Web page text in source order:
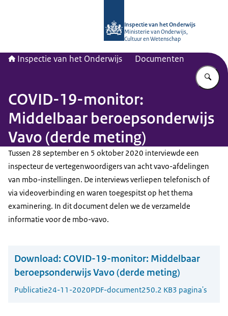
Inspectie van het Onderwijs
Ministerie van Onderwijs,
Cultuur en Wetenschap
Inspectie van het Onderwijs Documenten
COVID-19-monitor:
Middelbaar beroepsonderwijs
Vavo (derde meting)
Tussen 28 september en 5 oktober 2020 interviewde een
inspecteur de vertegenwoordigers van acht vavo-afdelingen
van mbo-instellingen. De interviews verliepen telefonisch of
via videoverbinding en waren toegespitst op het thema
examinering. In dit document delen we de verzamelde
informatie voor de mbo-vavo.
Download: COVID-19-monitor: Middelbaar
beroepsonderwijs Vavo (derde meting)
Publicatie24-11-2020PDF-document250.2 KB3 pagina's